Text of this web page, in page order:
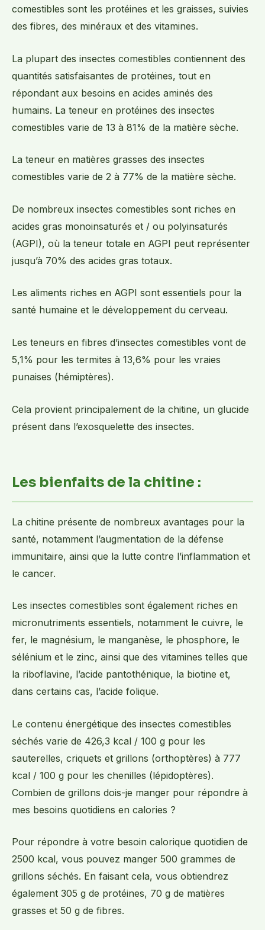
comestibles sont les protéines et les graisses, suivies
des fibres, des minéraux et des vitamines.
La plupart des insectes comestibles contiennent des
quantités satisfaisantes de protéines, tout en
répondant aux besoins en acides aminés des
humains. La teneur en protéines des insectes
comestibles varie de 13 à 81% de la matière sèche.
La teneur en matières grasses des insectes
comestibles varie de 2 à 77% de la matière sèche.
De nombreux insectes comestibles sont riches en
acides gras monoinsaturés et / ou polyinsaturés
(AGPI), où la teneur totale en AGPI peut représenter
jusqu’à 70% des acides gras totaux.
Les aliments riches en AGPI sont essentiels pour la
santé humaine et le développement du cerveau.
Les teneurs en fibres d’insectes comestibles vont de
5,1% pour les termites à 13,6% pour les vraies
punaises (hémiptères).
Cela provient principalement de la chitine, un glucide
présent dans l’exosquelette des insectes.
Les bienfaits de la chitine :
La chitine présente de nombreux avantages pour la
santé, notamment l’augmentation de la défense
immunitaire, ainsi que la lutte contre l’inflammation et
le cancer.
Les insectes comestibles sont également riches en
micronutriments essentiels, notamment le cuivre, le
fer, le magnésium, le manganèse, le phosphore, le
sélénium et le zinc, ainsi que des vitamines telles que
la riboflavine, l’acide pantothénique, la biotine et,
dans certains cas, l’acide folique.
Le contenu énergétique des insectes comestibles
séchés varie de 426,3 kcal / 100 g pour les
sauterelles, criquets et grillons (orthoptères) à 777
kcal / 100 g pour les chenilles (lépidoptères).
Combien de grillons dois-je manger pour répondre à
mes besoins quotidiens en calories ?
Pour répondre à votre besoin calorique quotidien de
2500 kcal, vous pouvez manger 500 grammes de
grillons séchés. En faisant cela, vous obtiendrez
également 305 g de protéines, 70 g de matières
grasses et 50 g de fibres.